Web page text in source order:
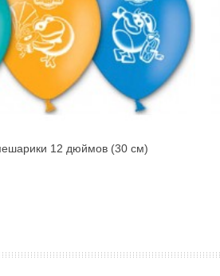
12 дюймов (30 см)